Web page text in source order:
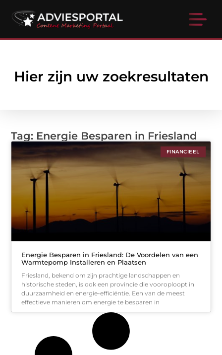
Hier zijn uw zoekresultaten
Tag: Energie Besparen in Friesland
FINANCIEEL
Energie Besparen in Friesland: De Voordelen van een
Warmtepomp Installeren en Plaatsen
Friesland, bekend om zijn prachtige landschappen en
historische steden, is ook een provincie die vooroploopt in
duurzaamheid en energie-efficiëntie. Een van de meest
effectieve manieren om energie te besparen in